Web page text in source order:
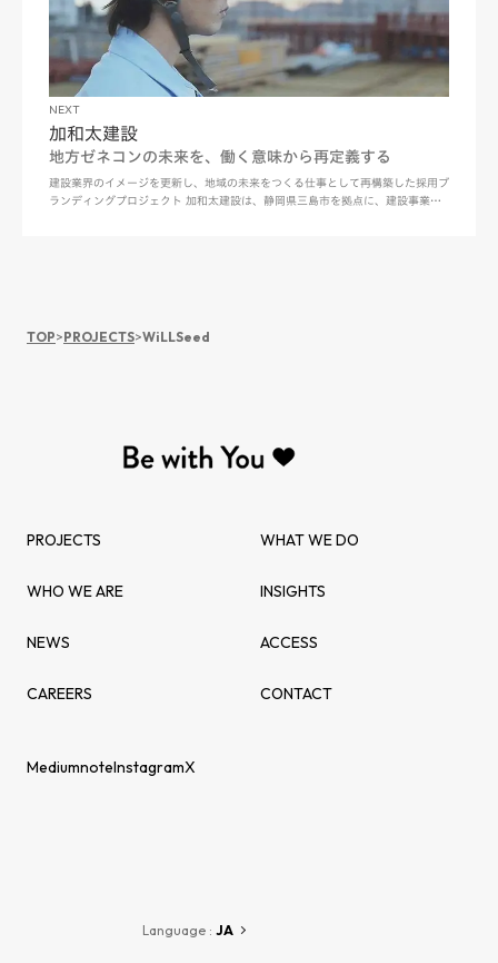
NEXT
加和太建設
地方ゼネコンの未来を、働く意味から再定義する
建設業界のイメージを更新し、地域の未来をつくる仕事として再構築した採用ブ
ランディングプロジェクト 加和太建設は、静岡県三島市を拠点に、建設事業を
TOP>PROJECTS>WiLLSeed
PROJECTS WHAT WE DO
WHO WE ARE INSIGHTS
NEWS ACCESS
CAREERS CONTACT
MediumnoteInstagramX
Language : JA